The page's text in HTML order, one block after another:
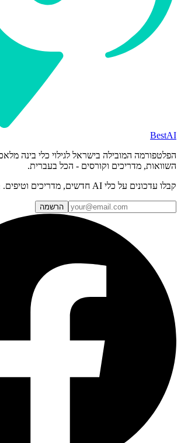
BestAI
הפלטפורמה המובילה בישראל לגילוי כלי בינה
השוואות, מדריכים וקורסים - הכל בעברית.
קבלו עדכונים על כלי AI חדשים, מדריכים וטיפים. בלי ספאם.
הרשמה